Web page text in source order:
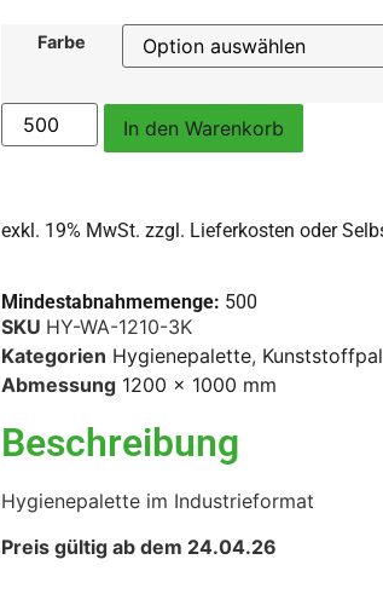
Farbe
In den Warenkorb
exkl. 19% MwSt. zzgl. Lieferkosten oder
Mindestabnahmemenge: 500
SKU HY-WA-1210-3K
Kategorien Hygienepalette,
Abmessung 1200 x 1000 mm
Beschreibung
Hygienepalette im Industrieformat
Preis gültig ab dem 24.04.26